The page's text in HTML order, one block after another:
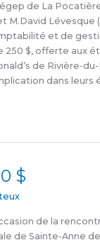
de La
M.David
et de
250 $, offerte aux
de Rivière-
dans leurs
$
de la
de Sainte-Anne